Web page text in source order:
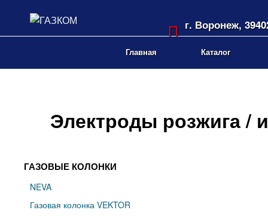
г. Воронеж,
Ленинский пр-т,
Главная Каталог
Электроды розжига /
ГАЗОВЫЕ КОЛОНКИ
NEVA
Газовая колонка VEKTOR